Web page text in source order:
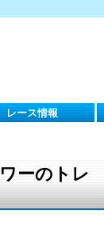
レース情報
ーのトレ